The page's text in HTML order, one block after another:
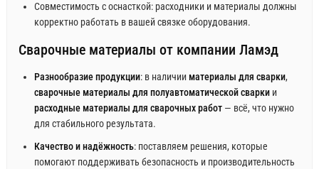
Совместимость с оснасткой: расходники и материалы должны
корректно работать в вашей связке оборудования.
Сварочные материалы от компании Ламэд
Разнообразие продукции: в наличии материалы для сварки,
сварочные материалы для полуавтоматической сваркии
расходные материалы для сварочных работ— всё, что нужно
для стабильного результата.
Качество и надёжность: поставляем решения, которые
помогают поддерживать безопасность и производительность